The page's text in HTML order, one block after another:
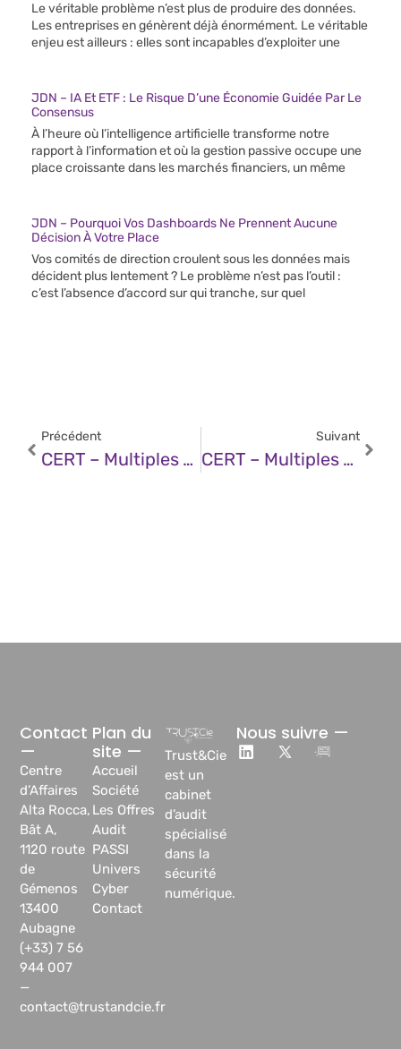
Le véritable problème n’est plus de produire des données.
Les entreprises en génèrent déjà énormément. Le véritable
enjeu est ailleurs : elles sont incapables d’exploiter une
JDN – IA Et ETF : Le Risque D’une Économie Guidée Par Le
Consensus
À l’heure où l’intelligence artificielle transforme notre
rapport à l’information et où la gestion passive occupe une
place croissante dans les marchés financiers, un même
JDN – Pourquoi Vos Dashboards Ne Prennent Aucune
Décision À Votre Place
Vos comités de direction croulent sous les données mais
décident plus lentement ? Le problème n’est pas l’outil :
c’est l’absence d’accord sur qui tranche, sur quel
Précédent
CERT – Multiples Vulnérabilités Dans Le Noyau Linux De SUSE (19 Décembre 2025)
Suivant
CERT – Multiples Vulnérabilités Dans MongoDB Server (19 Décembre 2025)
Trust&Cie
est un
cabinet
d’audit
spécialisé
dans la
sécurité
numérique.
Plan du
site —
Accueil
Société
Les Offres
Audit
PASSI
Univers
Cyber
Contact
Contact
—
Centre
d’Affaires
Alta Rocca,
Bât A,
1120 route
de
Gémenos
13400
Aubagne
(+33) 7 56
944 007
—
contact@trustandcie.fr
Nous suivre —